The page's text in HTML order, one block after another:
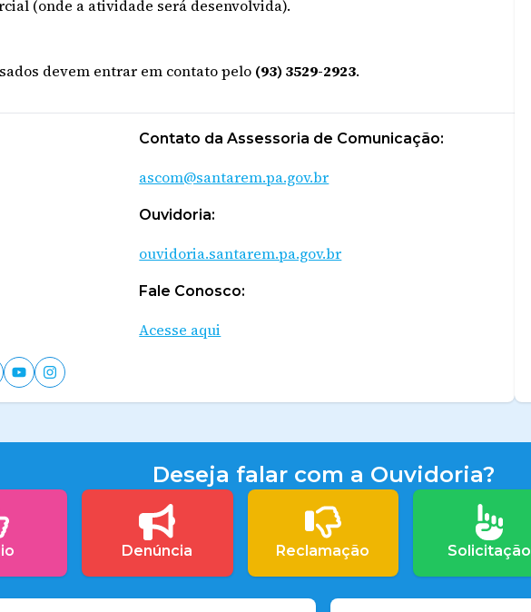
(onde a atividade será desenvolvida).
devem entrar em contato pelo (93) 3529-2923.
Contato da Assessoria de Comunicação:
ascom@santarem.pa.gov.br
Ouvidoria:
ouvidoria.santarem.pa.gov.br
Fale Conosco:
Acesse aqui
Deseja falar com a Ouvidoria?
Denúncia Reclamação Solicitação